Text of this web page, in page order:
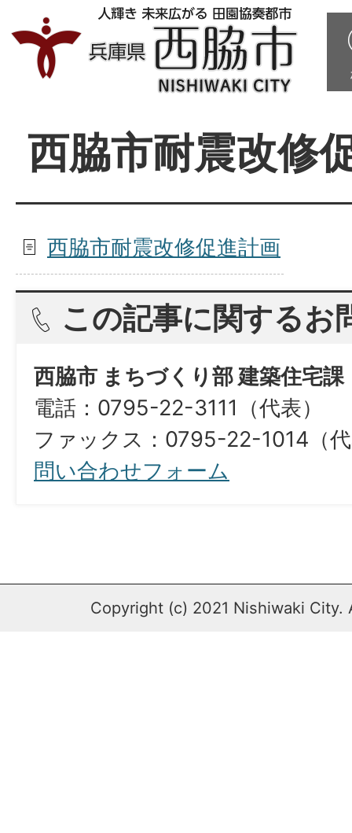
西脇市耐震改修
西脇市耐震改修促進計画
この記事に関するお
西脇市 まちづくり部 建築住宅課
電話：0795-22-3111（代表）
ファックス：0795-22-1014（
問い合わせフォーム
Copyright (c) 2021 Nishiwaki City.